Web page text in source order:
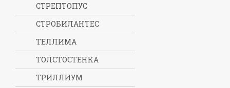
СТРЕПТОПУС
СТРОБИЛАНТЕС
ТЕЛЛИМА
ТОЛСТОСТЕНКА
ТРИЛЛИУМ